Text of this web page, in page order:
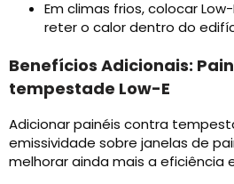
Em climas frios, colocar
reter o calor dentro do
Benefícios Adicionais:
tempestade Low-E
Adicionar painéis contra
emissividade sobre janelas de
melhorar ainda mais a eficiência